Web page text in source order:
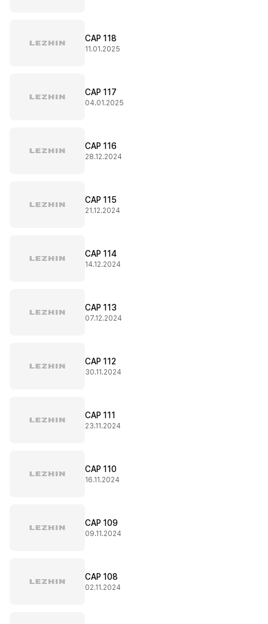
CAP 118
11.01.2025
CAP 117
04.01.2025
CAP 116
28.12.2024
CAP 115
21.12.2024
CAP 114
14.12.2024
CAP 113
07.12.2024
CAP 112
30.11.2024
CAP 111
23.11.2024
CAP 110
16.11.2024
CAP 109
09.11.2024
CAP 108
02.11.2024